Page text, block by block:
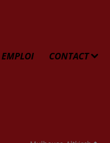
EMPLOI CONTACT